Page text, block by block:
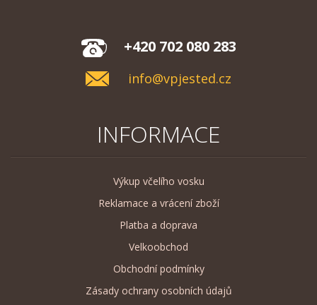
+420 702 080 283
info@vpjested.cz
INFORMACE
Výkup včelího vosku
Reklamace a vrácení zboží
Platba a doprava
Velkoobchod
Obchodní podmínky
Zásady ochrany osobních údajů